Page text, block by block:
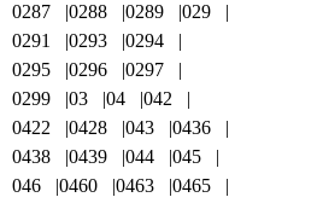
0287
0288 0289
029
0291
0293
0294
0295
0296
0297
0299
03 04
042
0422
0428 043
0436
0438
0439 044
045
046
0460 0463
0465